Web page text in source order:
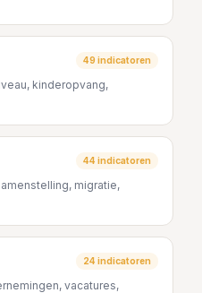
49 indicatoren
kinderopvang,
44 indicatoren
migratie,
24 indicatoren
vacatures,